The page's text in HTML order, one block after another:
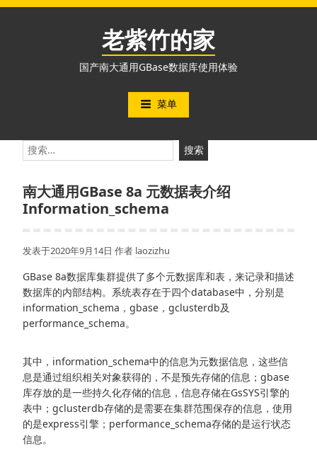
跳
老紫竹的家
国产南大通用GBase数据库使用体验
菜单
搜
索：
南大通用GBase 8a 元数据表介绍
Information_schema
发表于2020年9月14日 作者 laozizhu
GBase 8a数据库集群提供了多个元数据库和表，来记录和描述
数据库的内部结构。系统表存在于四个database中，分别是
information_schema，gbase，gclusterdb及
performance_schema。
其中，information_schema中的信息为元数据信息，这些信
息是通过组织相关对象获得的，不是预先存储的信息；gbase
库存放的是一些持久化存储的信息，信息存储在GsSYS引擎的
表中；gclusterdb存储的是需要在集群范围保存的信息，使用
的是express引擎；performance_schema存储的是运行状态
信息。